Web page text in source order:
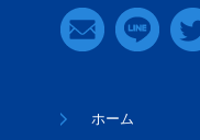
ホーム